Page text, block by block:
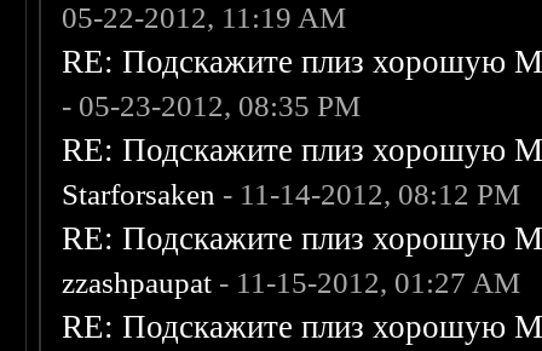
05-22-2012, 11:19 AM
RE: Подскажите плиз хорошую
- 05-23-2012, 08:35 PM
RE: Подскажите плиз хорошую
Starforsaken - 11-14-2012, 08:12 PM
RE: Подскажите плиз хорошую
zzashpaupat - 11-15-2012, 01:27 AM
RE: Подскажите плиз хорошую